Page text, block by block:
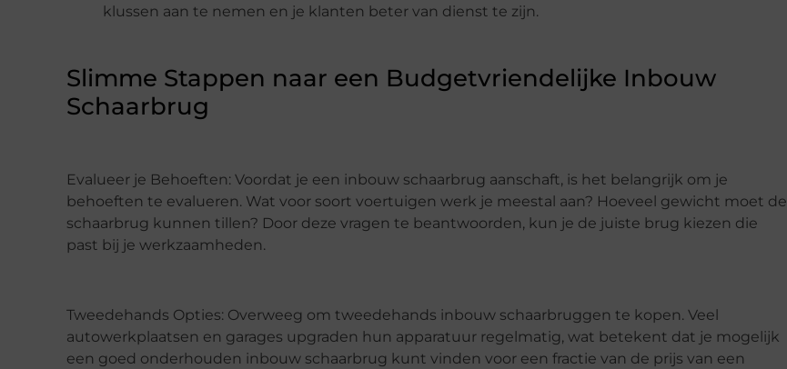
klussen aan te nemen en je klanten beter van dienst te zijn.
Slimme Stappen naar een Budgetvriendelijke Inbouw
Schaarbrug
Evalueer je Behoeften: Voordat je een inbouw schaarbrug aanschaft, is het belangrijk om je
behoeften te evalueren. Wat voor soort voertuigen werk je meestal aan? Hoeveel gewicht moet de
schaarbrug kunnen tillen? Door deze vragen te beantwoorden, kun je de juiste brug kiezen die
past bij je werkzaamheden.
Tweedehands Opties: Overweeg om tweedehands inbouw schaarbruggen te kopen. Veel
autowerkplaatsen en garages upgraden hun apparatuur regelmatig, wat betekent dat je mogelijk
een goed onderhouden inbouw schaarbrug kunt vinden voor een fractie van de prijs van een